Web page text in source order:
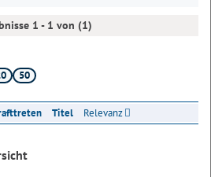
1 - 1 von (1)
50
Titel Relevanz